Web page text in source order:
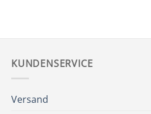
KUNDENSERVICE
Versand